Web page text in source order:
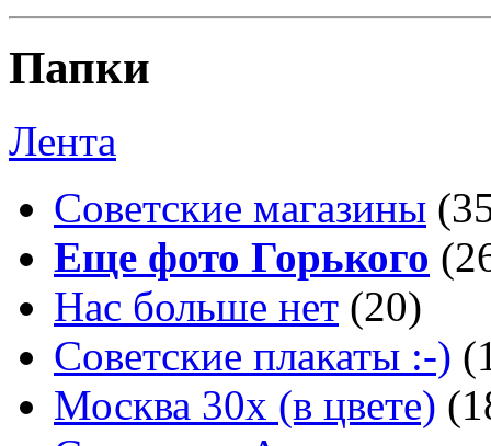
Папки
Лента
Советские магазины
Еще фото Горького
Нас больше нет (20)
Советские плакаты :-)
Москва 30x (в цвете)